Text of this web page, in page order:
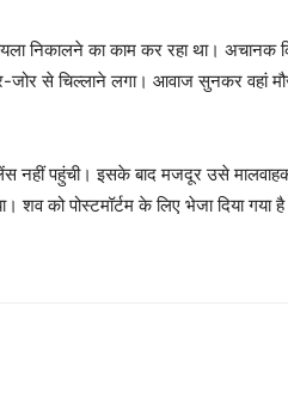
निकालने का काम कर रहा था। अचानक
जोर से चिल्लाने लगा। आवाज सुनकर वहां
नहीं पहुंची। इसके बाद मजदूर उसे
को पोस्टमॉर्टम के लिए भेजा दिया गया